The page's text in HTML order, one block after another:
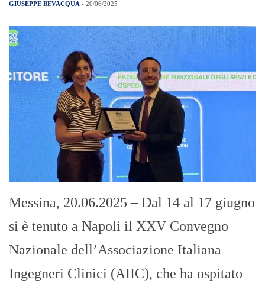
GIUSEPPE BEVACQUA - 20/06/2025
Messina, 20.06.2025 – Dal 14 al 17 giugno
si è tenuto a Napoli il XXV Convegno
Nazionale dell’Associazione Italiana
Ingegneri Clinici (AIIC), che ha ospitato